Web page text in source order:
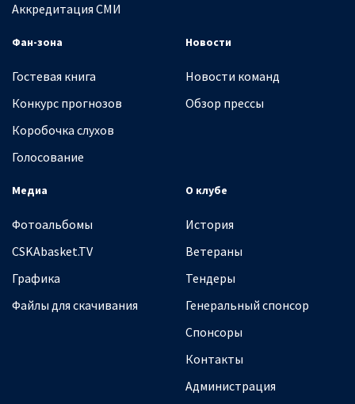
Аккредитация СМИ
Фан-зона
Гостевая книга
Конкурс прогнозов
Коробочка слухов
Голосование
Новости
Новости команд
Обзор прессы
Медиа
Фотоальбомы
CSKAbasket.TV
Графика
Файлы для скачивания
О клубе
История
Ветераны
Тендеры
Генеральный спонсор
Спонсоры
Контакты
Администрация